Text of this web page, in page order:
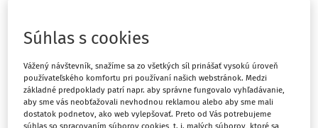
Možnosť položiť vlastnú otázku do poradne majú iba
viac informácií nájdete na stránkepredplatné.
Súhlas s cookies
Vážený návštevník, snažíme sa zo všetkých síl prinášať vysokú úroveň
používateľského komfortu pri používaní našich webstránok. Medzi
základné predpoklady patrí napr. aby správne fungovalo vyhľadávanie,
aby sme vás neobťažovali nevhodnou reklamou alebo aby sme mali
dostatok podnetov, ako web vylepšovať. Preto od Vás potrebujeme
súhlas so spracovaním súborov cookies, t. j. malých súborov, ktoré sa